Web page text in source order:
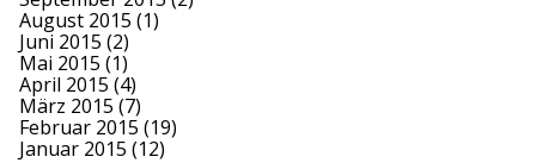
August 2015 (1)
Juni 2015 (2)
Mai 2015 (1)
April 2015 (4)
März 2015 (7)
Februar 2015 (19)
Januar 2015 (12)